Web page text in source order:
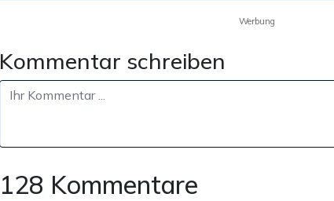
Werbung
Kommentar schreiben
128 Kommentare